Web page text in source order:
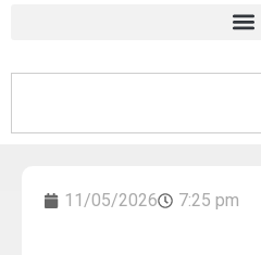
11/05/2026 7:25 pm